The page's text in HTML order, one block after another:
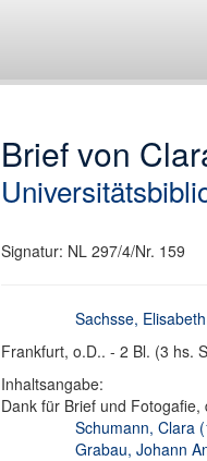
Brief von
Signatur: NL 297/4/Nr. 159
Sachsse,
Frankfurt, o.D.. - 2 Bl. (3 hs.
Inhaltsangabe:
Dank für Brief und
Schumann, Clara
Grabau, Johann